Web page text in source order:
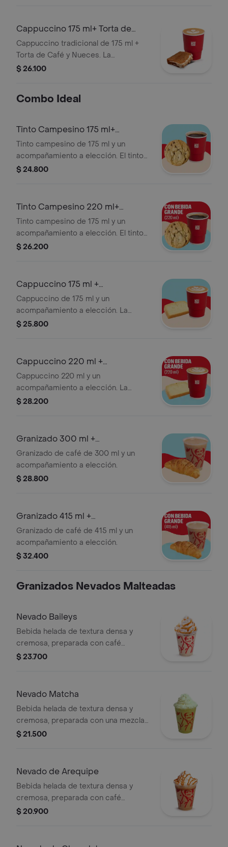
transporte para pedidos a domicilio.
Cappuccino 175 ml+ Torta de
Café
Cappuccino tradicional de 175 ml +
Torta de Café y Nueces. La
presentación del Cappuccino puede
durante el transporte para pedidos a
$ 26.100
Combo Ideal
Tinto Campesino 175 ml+
Acompañamiento
Tinto campesino de 175 ml y un
acompañamiento a elección. El tinto
contiene panela, canela y clavos.
$ 24.800
Tinto Campesino 220 ml+
Acompañamiento
Tinto campesino de 175 ml y un
acompañamiento a elección. El tinto
contiene panela, canela y clavos.
$ 26.200
Cappuccino 175 ml +
Acompañamiento
Cappuccino de 175 ml y un
acompañamiento a elección. La
presentación del Cappuccino puede
durante el transporte para pedidos a
domicilio.
$ 25.800
Cappuccino 220 ml +
Acompañamiento
Cappuccino 220 ml y un
acompañamiento a elección. La
presentación del Cappuccino puede
durante el transporte para pedidos a
$ 28.200
Granizado 300 ml +
Acompañamiento
Granizado de café de 300 ml y un
acompañamiento a elección.
$ 28.800
Granizado 415 ml +
Acompañamiento
Granizado de café de 415 ml y un
acompañamiento a elección.
$ 32.400
Granizados Nevados Malteadas
Nevado Baileys
Bebida helada de textura densa y
cremosa, preparada con café
espresso, crema de whisky, arequipe,
contiene licor.
$ 23.700
Nevado Matcha
Bebida helada de textura densa y
cremosa, preparada con una mezcla
láctea de té matcha y hielo, decorada
$ 21.500
Nevado de Arequipe
Bebida helada de textura densa y
cremosa, preparada con café
espresso, arequipe, mezcla láctea,
$ 20.900